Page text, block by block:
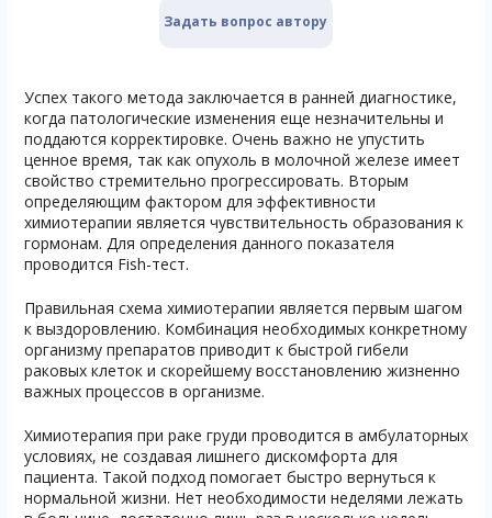
Задать вопрос автору
Успех такого метода заключается в ранней диагностике,
когда патологические изменения еще незначительны и
поддаются корректировке. Очень важно не упустить
ценное время, так как опухоль в молочной железе имеет
свойство стремительно прогрессировать. Вторым
определяющим фактором для эффективности
химиотерапии является чувствительность образования к
гормонам. Для определения данного показателя
проводится Fish-тест.
Правильная схема химиотерапии является первым шагом
к выздоровлению. Комбинация необходимых конкретному
организму препаратов приводит к быстрой гибели
раковых клеток и скорейшему восстановлению жизненно
важных процессов в организме.
Химиотерапия при раке груди проводится в амбулаторных
условиях, не создавая лишнего дискомфорта для
пациента. Такой подход помогает быстро вернуться к
нормальной жизни. Нет необходимости неделями лежать